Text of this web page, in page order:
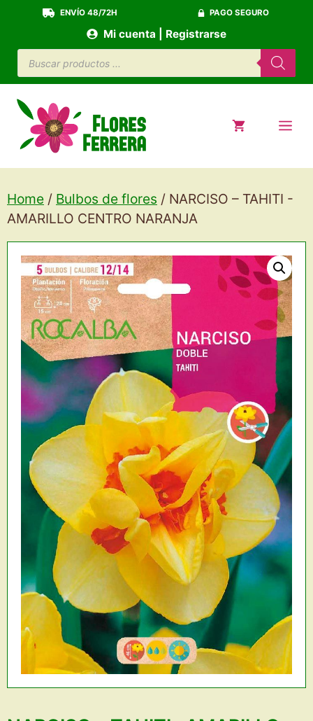
contenido
ENVÍO 48/72H PAGO SEGURO
Búsqueda
de
productos
Mi cuenta | Registrarse
Home / Bulbos de flores / NARCISO – TAHITI -
AMARILLO CENTRO NARANJA